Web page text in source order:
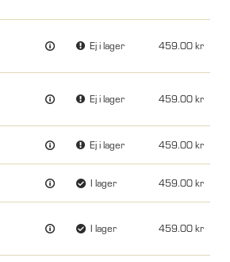
Ej i lager 459.00
Ej i lager 459.00
Ej i lager 459.00
I lager 459.00
I lager 459.00